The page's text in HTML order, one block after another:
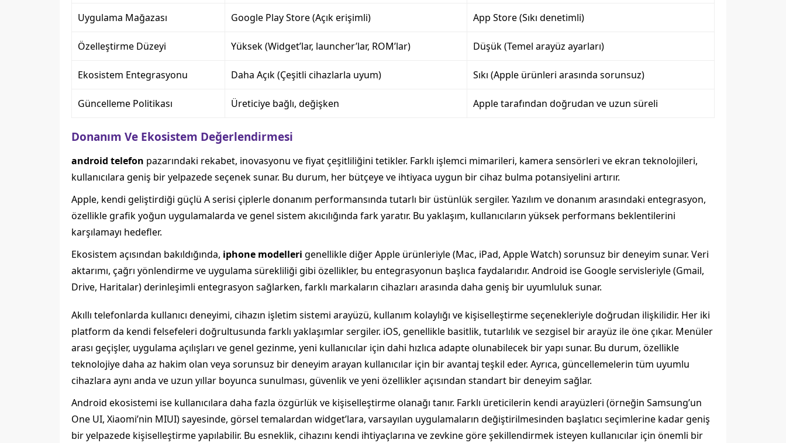
Uygulama Mağazası Google Play Store (Açık erişimli) App Store (Sıkı denetimli)
Özelleştirme Düzeyi Yüksek (Widget’lar, launcher’lar, ROM’lar) Düşük (Temel arayüz ayarları)
Ekosistem Entegrasyonu Daha Açık (Çeşitli cihazlarla uyum) Sıkı (Apple ürünleri arasında sorunsuz)
Güncelleme Politikası Üreticiye bağlı, değişken Apple tarafından doğrudan ve uzun süreli
Donanım Ve Ekosistem Değerlendirmesi
android telefon pazarındaki rekabet, inovasyonu ve fiyat çeşitliliğini tetikler. Farklı işlemci mimarileri, kamera sensörleri ve ekran teknolojileri,
kullanıcılara geniş bir yelpazede seçenek sunar. Bu durum, her bütçeye ve ihtiyaca uygun bir cihaz bulma potansiyelini artırır.
Apple, kendi geliştirdiği güçlü A serisi çiplerle donanım performansında tutarlı bir üstünlük sergiler. Yazılım ve donanım arasındaki entegrasyon,
özellikle grafik yoğun uygulamalarda ve genel sistem akıcılığında fark yaratır. Bu yaklaşım, kullanıcıların yüksek performans beklentilerini
karşılamayı hedefler.
Ekosistem açısından bakıldığında, iphone modelleri genellikle diğer Apple ürünleriyle (Mac, iPad, Apple Watch) sorunsuz bir deneyim sunar. Veri
aktarımı, çağrı yönlendirme ve uygulama sürekliliği gibi özellikler, bu entegrasyonun başlıca faydalarıdır. Android ise Google servisleriyle (Gmail,
Drive, Haritalar) derinleşimli entegrasyon sağlarken, farklı markaların cihazları arasında daha geniş bir uyumluluk sunar.
Akıllı telefonlarda kullanıcı deneyimi, cihazın işletim sistemi arayüzü, kullanım kolaylığı ve kişiselleştirme seçenekleriyle doğrudan ilişkilidir. Her iki
platform da kendi felsefeleri doğrultusunda farklı yaklaşımlar sergiler. iOS, genellikle basitlik, tutarlılık ve sezgisel bir arayüz ile öne çıkar. Menüler
arası geçişler, uygulama açılışları ve genel gezinme, yeni kullanıcılar için dahi hızlıca adapte olunabilecek bir yapı sunar. Bu durum, özellikle
teknolojiye daha az hakim olan veya sorunsuz bir deneyim arayan kullanıcılar için bir avantaj teşkil eder. Ayrıca, güncellemelerin tüm uyumlu
cihazlara aynı anda ve uzun yıllar boyunca sunulması, güvenlik ve yeni özellikler açısından standart bir deneyim sağlar.
Android ekosistemi ise kullanıcılara daha fazla özgürlük ve kişiselleştirme olanağı tanır. Farklı üreticilerin kendi arayüzleri (örneğin Samsung’un
One UI, Xiaomi’nin MIUI) sayesinde, görsel temalardan widget’lara, varsayılan uygulamaların değiştirilmesinden başlatıcı seçimlerine kadar geniş
bir yelpazede kişiselleştirme yapılabilir. Bu esneklik, cihazını kendi ihtiyaçlarına ve zevkine göre şekillendirmek isteyen kullanıcılar için önemli bir